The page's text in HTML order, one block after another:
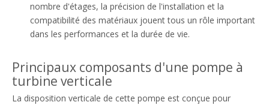
nombre d'étages, la précision de l'installation et la
compatibilité des matériaux jouent tous un rôle important
dans les performances et la durée de vie.
Principaux composants d'une pompe à
turbine verticale
La disposition verticale de cette pompe est conçue pour